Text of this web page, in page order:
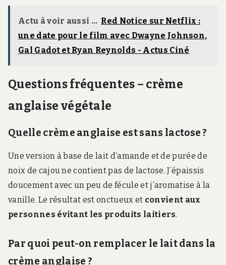
Actu à voir aussi ... Red Notice sur Netflix :
une date pour le film avec Dwayne Johnson,
Gal Gadot et Ryan Reynolds - Actus Ciné
Questions fréquentes – crème
anglaise végétale
Quelle crème anglaise est sans lactose ?
Une version à base de lait d’amande et de purée de
noix de cajou ne contient pas de lactose. J’épaissis
doucement avec un peu de fécule et j’aromatise à la
vanille. Le résultat est onctueux et convient aux
personnes évitant les produits laitiers.
Par quoi peut-on remplacer le lait dans la
crème anglaise ?